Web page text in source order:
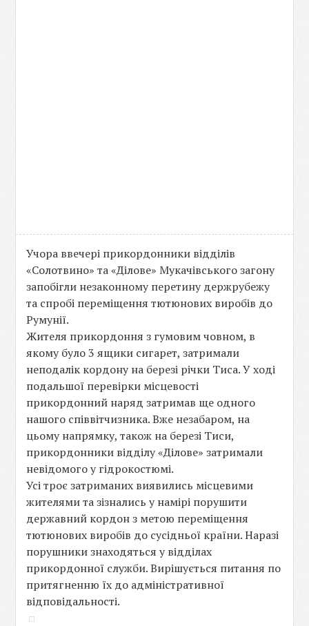
Учора ввечері прикордонники відділів
«Солотвино» та «Ділове» Мукачівського загону
запобігли незаконному перетину держрубежу
та спробі переміщення тютюнових виробів до
Румунії.
Жителя прикордоння з гумовим човном, в
якому було 3 ящики сигарет, затримали
неподалік кордону на березі річки Тиса. У ході
подальшої перевірки місцевості
прикордонний наряд затримав ще одного
нашого співвітчизника. Вже незабаром, на
цьому напрямку, також на березі Тиси,
прикордонники відділу «Ділове» затримали
невідомого у гідрокостюмі.
Усі троє затриманих виявились місцевими
жителями та зізнались у намірі порушити
державний кордон з метою переміщення
тютюнових виробів до сусідньої країни. Наразі
порушники знаходяться у відділах
прикордонної служби. Вирішується питання по
притягненню їх до адміністративної
відповідальності.